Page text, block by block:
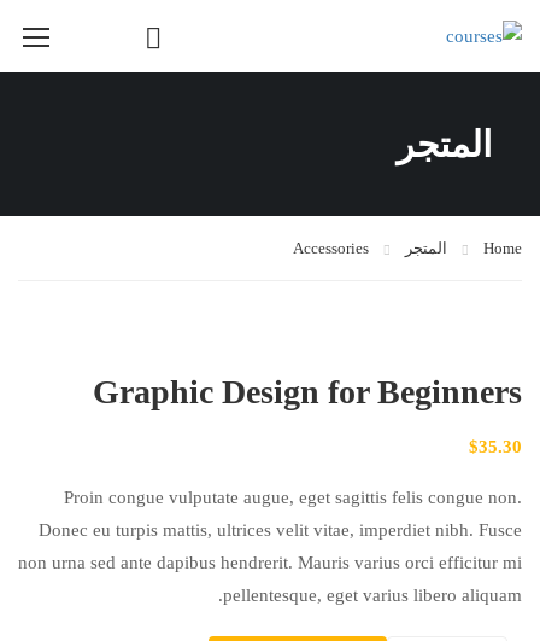
Course Layout 2
Single Course Layout 2
Course Category
photoshop
المتجر
Home المتجر Accessories
Graphic Design for Beginners
$35.30
Proin congue vulputate augue, eget sagittis felis congue non.
Donec eu turpis mattis, ultrices velit vitae, imperdiet nibh. Fusce
non urna sed ante dapibus hendrerit. Mauris varius orci efficitur mi
pellentesque, eget varius libero aliquam.